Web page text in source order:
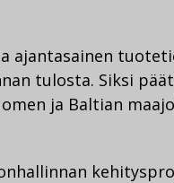
ajantasainen
tulosta. Siksi
ja Baltian